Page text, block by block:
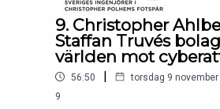
9. Christopher
Staffan Truvés
världen mot
56:50 | torsdag 9 november
9